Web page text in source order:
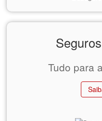
Tudo para